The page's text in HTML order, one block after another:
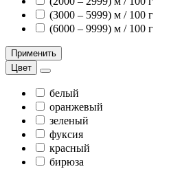
(3000 – 5999) м / 100 г
(6000 – 9999) м / 100 г
Применить
Цвет
белый
оранжевый
зеленый
фуксия
красный
бирюза